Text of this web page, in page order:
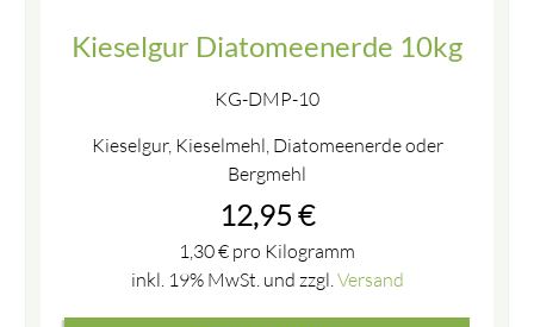
Kieselgur Diatomeenerde 10kg
KG-DMP-10
Kieselgur, Kieselmehl, Diatomeenerde oder
Bergmehl
12,95 €
1,30€ pro Kilogramm
inkl. 19% MwSt. und zzgl. Versand